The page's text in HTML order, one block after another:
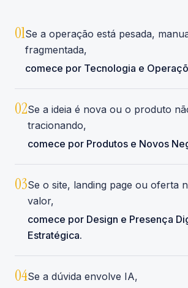
01Se a operação está pesada,
fragmentada,
comece por Tecnologia e
02Se a ideia é nova ou o produto
tracionando,
comece por Produtos e Novos
03Se o site, landing page ou oferta
valor,
comece por Design e Presença
Estratégica.
04Se a dúvida envolve IA,